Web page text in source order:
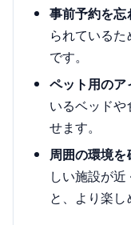
事前予約を忘
られている
です。
ペット用のア
いるベッド
せます。
周囲の環境を
しい施設が
と、より楽し